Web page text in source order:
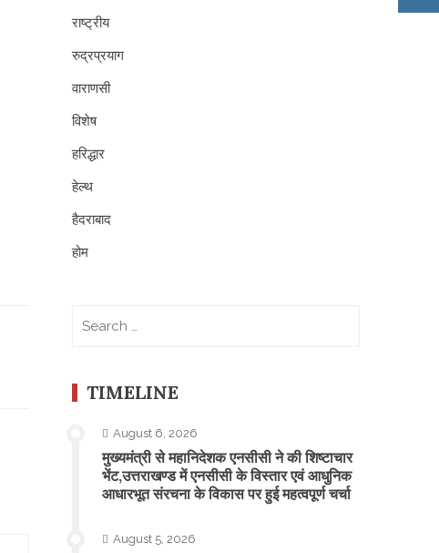
राष्ट्रीय
रुद्रप्रयाग
वाराणसी
विशेष
हरिद्धार
हेल्थ
हैदराबाद
होम
TIMELINE
August 6, 2026
मुख्यमंत्री से महानिदेशक एनसीसी ने की शिष्टाचार
भेंट,उत्तराखण्ड में एनसीसी के विस्तार एवं आधुनिक
आधारभूत संरचना के विकास पर हुई महत्वपूर्ण चर्चा
August 5, 2026